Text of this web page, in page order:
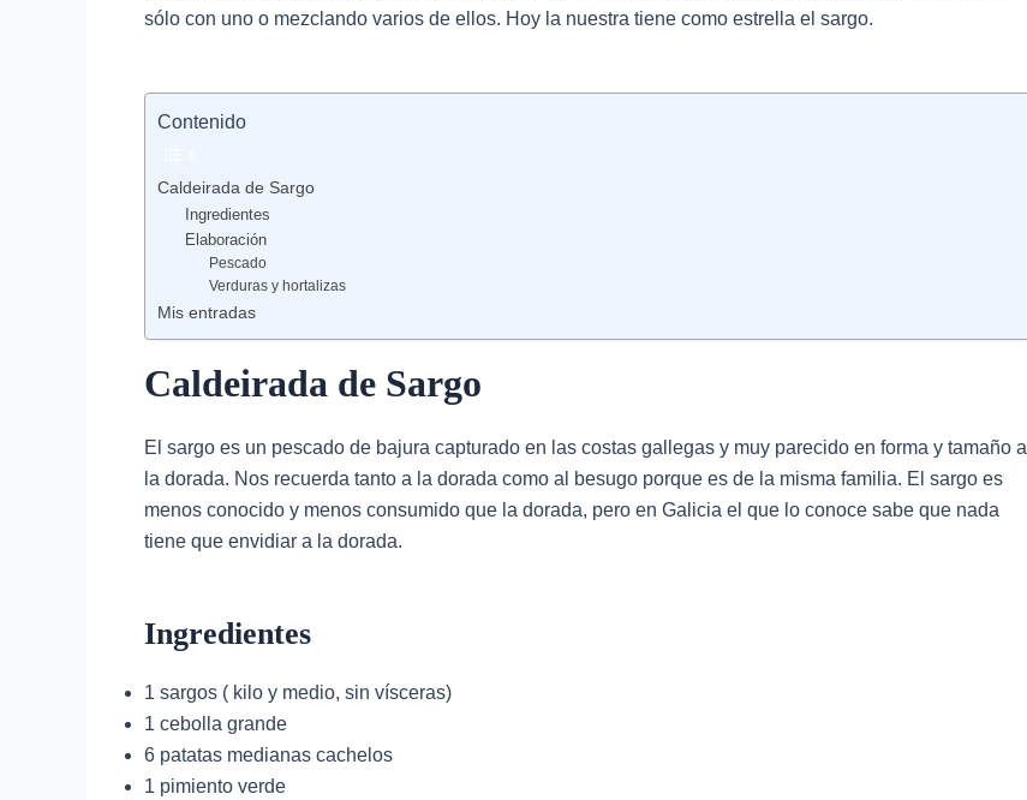
sólo con uno o mezclando varios de ellos. Hoy la nuestra tiene como estrella el sargo.
Contenido
Caldeirada de Sargo
Ingredientes
Elaboración
Pescado
Verduras y hortalizas
Mis entradas
Caldeirada de Sargo
El sargo es un pescado de bajura capturado en las costas gallegas y muy parecido en forma y tamaño a
la dorada. Nos recuerda tanto a la dorada como al besugo porque es de la misma familia. El sargo es
menos conocido y menos consumido que la dorada, pero en Galicia el que lo conoce sabe que nada
tiene que envidiar a la dorada.
Ingredientes
1 sargos ( kilo y medio, sin vísceras)
1 cebolla grande
6 patatas medianas cachelos
1 pimiento verde